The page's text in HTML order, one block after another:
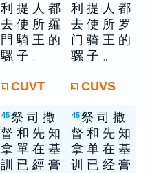
利 提 人 都
去 使 所 羅
門 騎 王 的
騾 子 。
利 提 人 都
去 使 所 罗
门 骑 王 的
骡 子 。
CUVT CUVS
45祭 司 撒
督 和 先 知
拿 單 在 基
訓 已 經 膏
45祭 司 撒
督 和 先 知
拿 单 在 基
训 已 经 膏